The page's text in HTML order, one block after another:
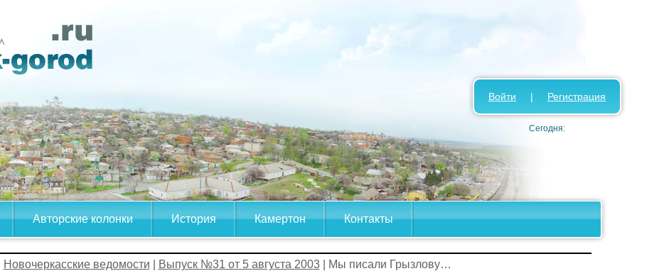
Авторские колонки История Камертон Контакты
Войти | Регистрация
Сегодня:
Новочеркасские ведомости Выпуск №31 от 5 августа 2003| Мы писали Грызлову…